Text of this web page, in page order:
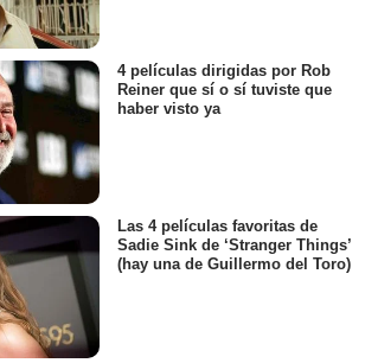
4 películas dirigidas por Rob
Reiner que sí o sí tuviste que
haber visto ya
Las 4 películas favoritas de
Sadie Sink de ‘Stranger Things’
(hay una de Guillermo del Toro)